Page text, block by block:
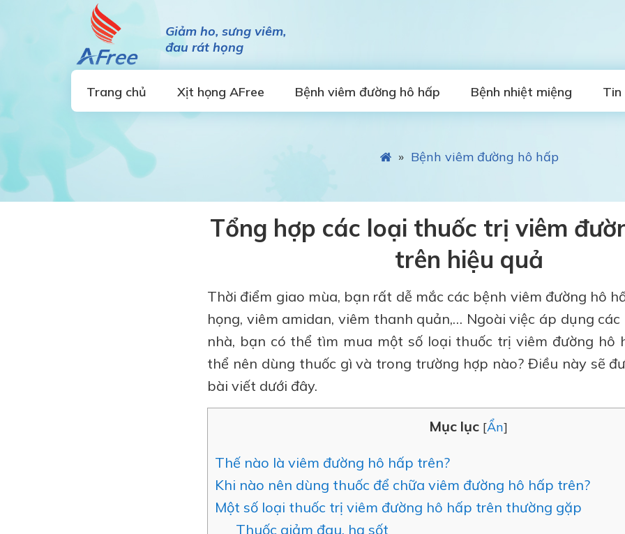
Giảm ho, sưng viêm,
đau rát họng
Trang chủ Xịt họng AFree Bệnh viêm đường hô hấp Bệnh nhiệt miệng Tin
» Bệnh viêm đường hô hấp
Tổng hợp các loại thuốc trị viêm
trên hiệu quả
Thời điểm giao mùa, bạn rất dễ mắc các bệnh viêm đường hô
họng, viêm amidan, viêm thanh quản,… Ngoài việc áp dụng
nhà, bạn có thể tìm mua một số loại thuốc trị viêm đường hô
thể nên dùng thuốc gì và trong trường hợp nào? Điều này sẽ
bài viết dưới đây.
Mục lục [Ẩn]
Thế nào là viêm đường hô hấp trên?
Khi nào nên dùng thuốc để chữa viêm đường hô hấp trên?
Một số loại thuốc trị viêm đường hô hấp trên thường gặp
Thuốc giảm đau, hạ sốt